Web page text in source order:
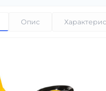
Опис